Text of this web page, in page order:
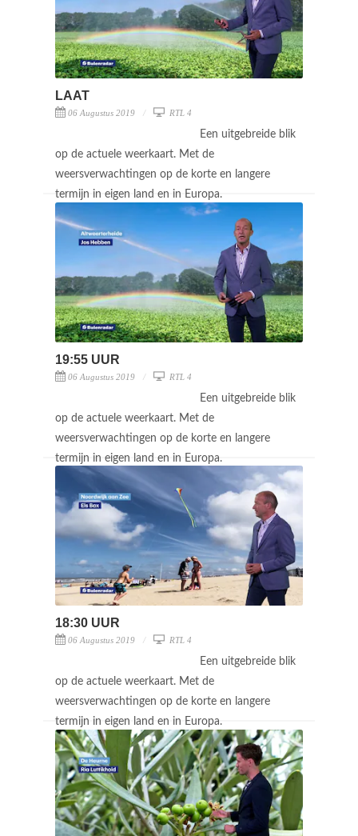
LAAT
06 Augustus 2019 RTL 4
Een uitgebreide blik
op de actuele weerkaart. Met de
weersverwachtingen op de korte en langere
termijn in eigen land en in Europa.
19:55 UUR
06 Augustus 2019 RTL 4
Een uitgebreide blik
op de actuele weerkaart. Met de
weersverwachtingen op de korte en langere
termijn in eigen land en in Europa.
18:30 UUR
06 Augustus 2019 RTL 4
Een uitgebreide blik
op de actuele weerkaart. Met de
weersverwachtingen op de korte en langere
termijn in eigen land en in Europa.